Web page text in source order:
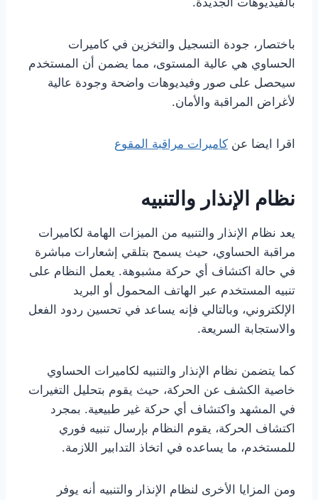
باختصار، جودة التسجيل والتخزين في كاميرات
الحساوي هي عالية المستوى، مما يضمن أن المستخدم
سيحصل على صور وفيديوهات واضحة وجودة عالية
لأغراض المراقبة والأمان.
اقرا ايضا عن كاميرات مراقبة المقوع
نظام الإنذار والتنبيه
يعد نظام الإنذار والتنبيه من الميزات الهامة لكاميرات
مراقبة الحساوي، حيث يسمح بتلقي إشعارات مباشرة
في حالة اكتشاف أي حركة مشبوهة. يعمل النظام على
تنبيه المستخدم عبر الهاتف المحمول أو البريد
الإلكتروني، وبالتالي فإنه يساعد في تحسين ردود الفعل
والاستجابة السريعة.
كما يتضمن نظام الإنذار والتنبيه لكاميرات الحساوي
خاصية الكشف عن الحركة، حيث يقوم بتحليل التغيرات
في المشهد واكتشاف أي حركة غير طبيعية. بمجرد
اكتشاف الحركة، يقوم النظام بإرسال تنبيه فوري
للمستخدم، ما يساعده في اتخاذ التدابير اللازمة.
ومن المزايا الأخرى لنظام الإنذار والتنبيه أنه يوفر